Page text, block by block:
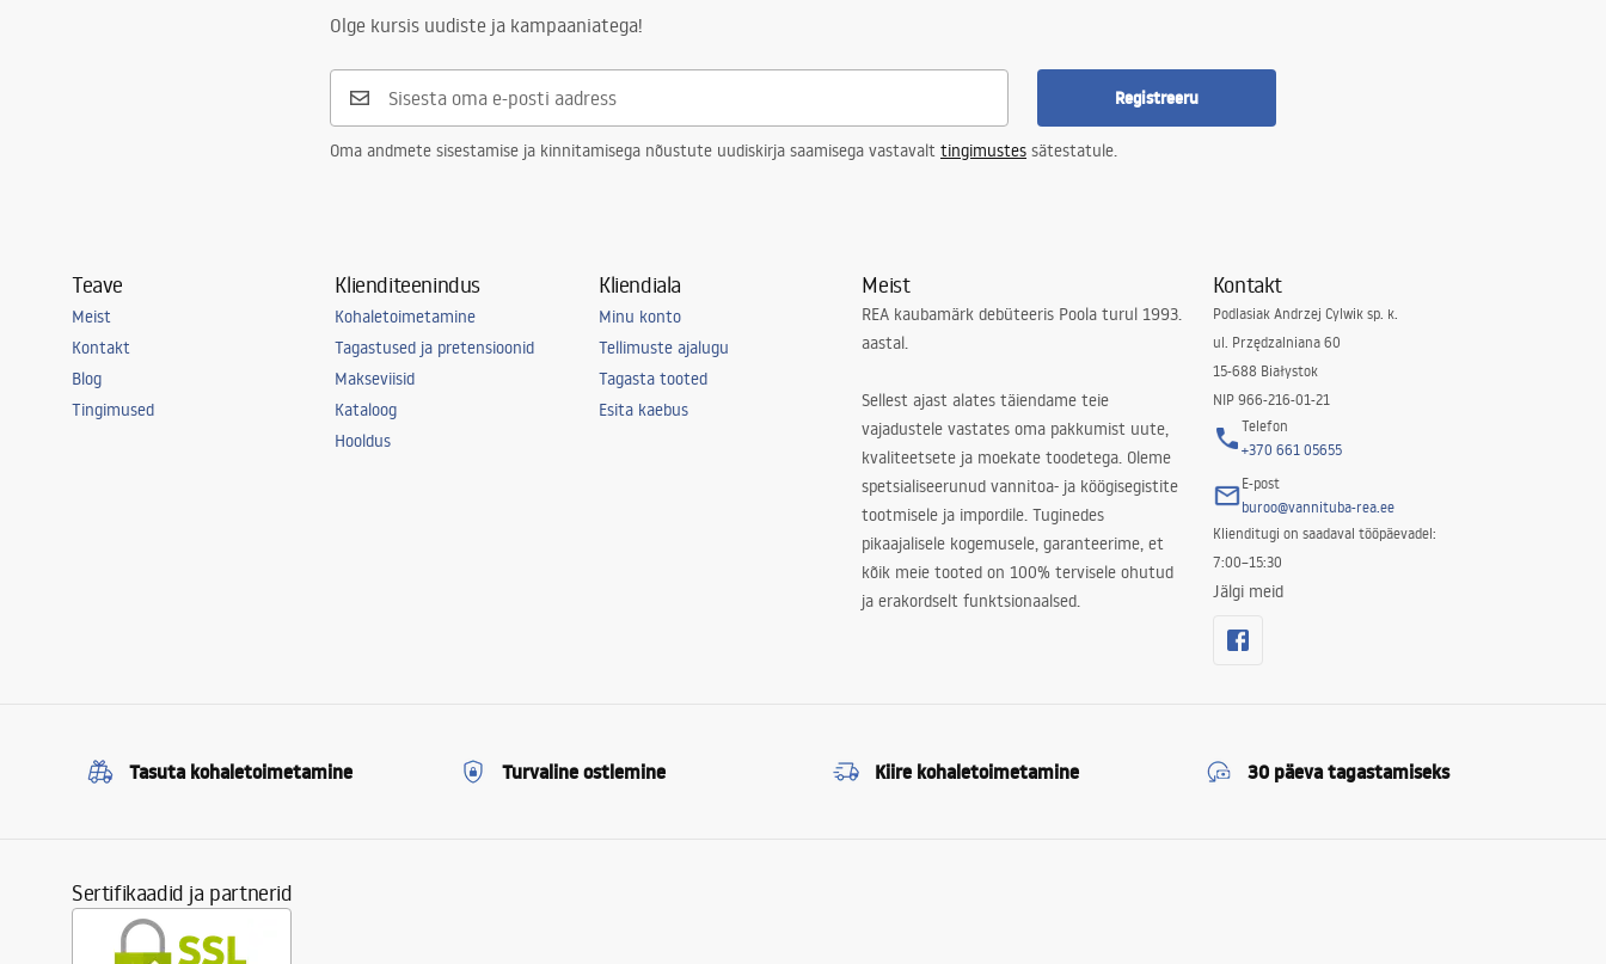
Olge kursis uudiste ja kampaaniatega!
Registreeru
Oma andmete sisestamise ja kinnitamisega nõustute uudiskirja saamisega vastavalt tingimustes sätestatule.
Teave
Meist
Kontakt
Blog
Tingimused
Klienditeenindus
Kohaletoimetamine
Tagastused ja pretensioonid
Makseviisid
Kataloog
Hooldus
Kliendiala
Minu konto
Tellimuste ajalugu
Tagasta tooted
Esita kaebus
Meist
REA kaubamärk debüteeris Poola turul 1993.
aastal.
Sellest ajast alates täiendame teie
vajadustele vastates oma pakkumist uute,
kvaliteetsete ja moekate toodetega. Oleme
spetsialiseerunud vannitoa- ja köögisegistite
tootmisele ja impordile. Tuginedes
pikaajalisele kogemusele, garanteerime, et
kõik meie tooted on 100% tervisele ohutud
ja erakordselt funktsionaalsed.
Kontakt
Podlasiak Andrzej Cylwik sp. k.
ul. Przędzalniana 60
15-688 Białystok
NIP 966-216-01-21
Telefon
+370 661 05655
E-post
buroo@vannituba-rea.ee
Klienditugi on saadaval tööpäevadel:
7:00–15:30
Jälgi meid
Tasuta kohaletoimetamine Turvaline ostlemine Kiire kohaletoimetamine 30 päeva tagastamiseks
Sertifikaadid ja partnerid